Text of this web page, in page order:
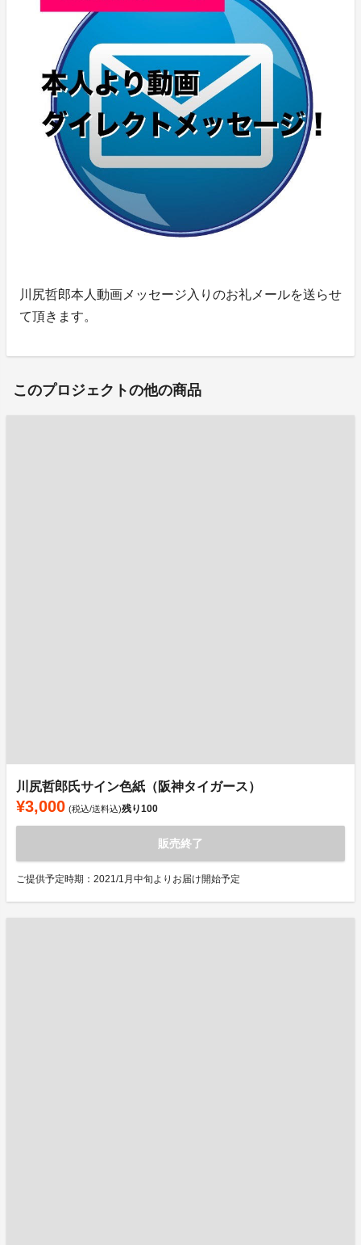
川尻哲郎本人動画メッセージ入りのお礼メールを送らせ
て頂きます。
このプロジェクトの他の商品
川尻哲郎氏サイン色紙（阪神タイガース）
¥3,000 (税込/送料込)残り100
販売終了
ご提供予定時期：2021/1月中旬よりお届け開始予定